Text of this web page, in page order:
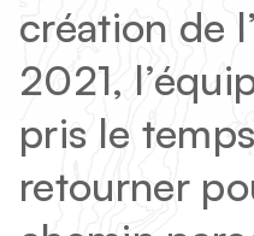
Presse
Acteur
création de
2021,
pris le
retourner